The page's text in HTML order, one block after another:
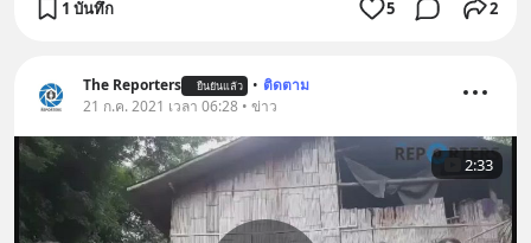
1 บันทึก 5 2
The Reporters ยืนยันแล้ว • ติดตาม
21 ก.ค. 2021 เวลา 06:28 • ข่าว
2:33